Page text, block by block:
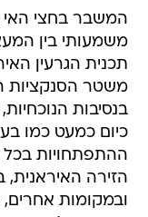
המשבר בחצי האי
משמעותי בין
תכנית הגרעין
משטר הסנקציות
בנסיבות
כיום כמעט כמו
ההתפתחויות
הזירה האיראנית,
ובמקומות